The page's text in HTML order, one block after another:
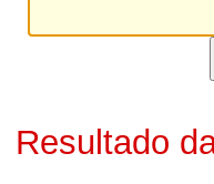
Resultado